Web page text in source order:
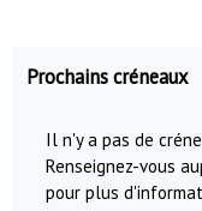
Prochains créneaux
Il n'y a pas de
Renseignez-vous
pour plus